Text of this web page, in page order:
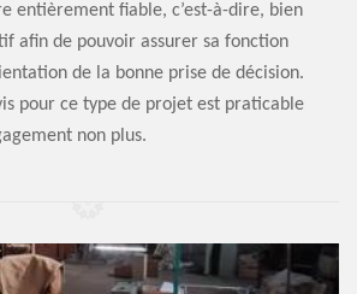
entièrement fiable, c’est-à-dire, bien
afin de pouvoir assurer sa fonction
de la bonne prise de décision.
pour ce type de projet est praticable
non plus.